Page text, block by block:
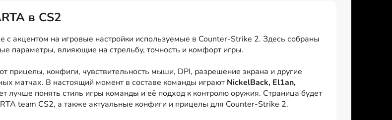
в CS2
с акцентом на игровые настройки используемые в Counter-Strike 2. Здесь собраны
параметры, влияющие на стрельбу, точность и комфорт игры.
прицелы, конфиги, чувствительность мыши, DPI, разрешение экрана и другие
матчах. В настоящий момент в составе команды играют NickelBack, El1an,
лучше понять стиль игры команды и её подход к контролю оружия. Страница будет
team CS2, а также актуальные конфиги и прицелы для Counter-Strike 2.